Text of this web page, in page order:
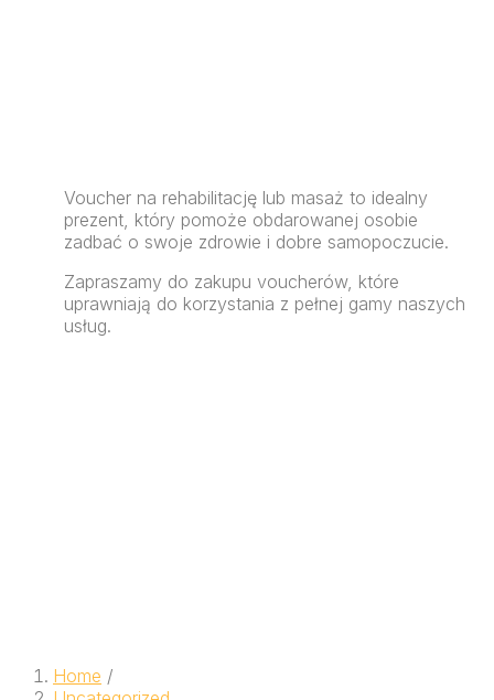
Voucher na rehabilitację lub masaż to idealny
prezent, który pomoże obdarowanej osobie
zadbać o swoje zdrowie i dobre samopoczucie.
Zapraszamy do zakupu voucherów, które
uprawniają do korzystania z pełnej gamy naszych
usług.
Home /